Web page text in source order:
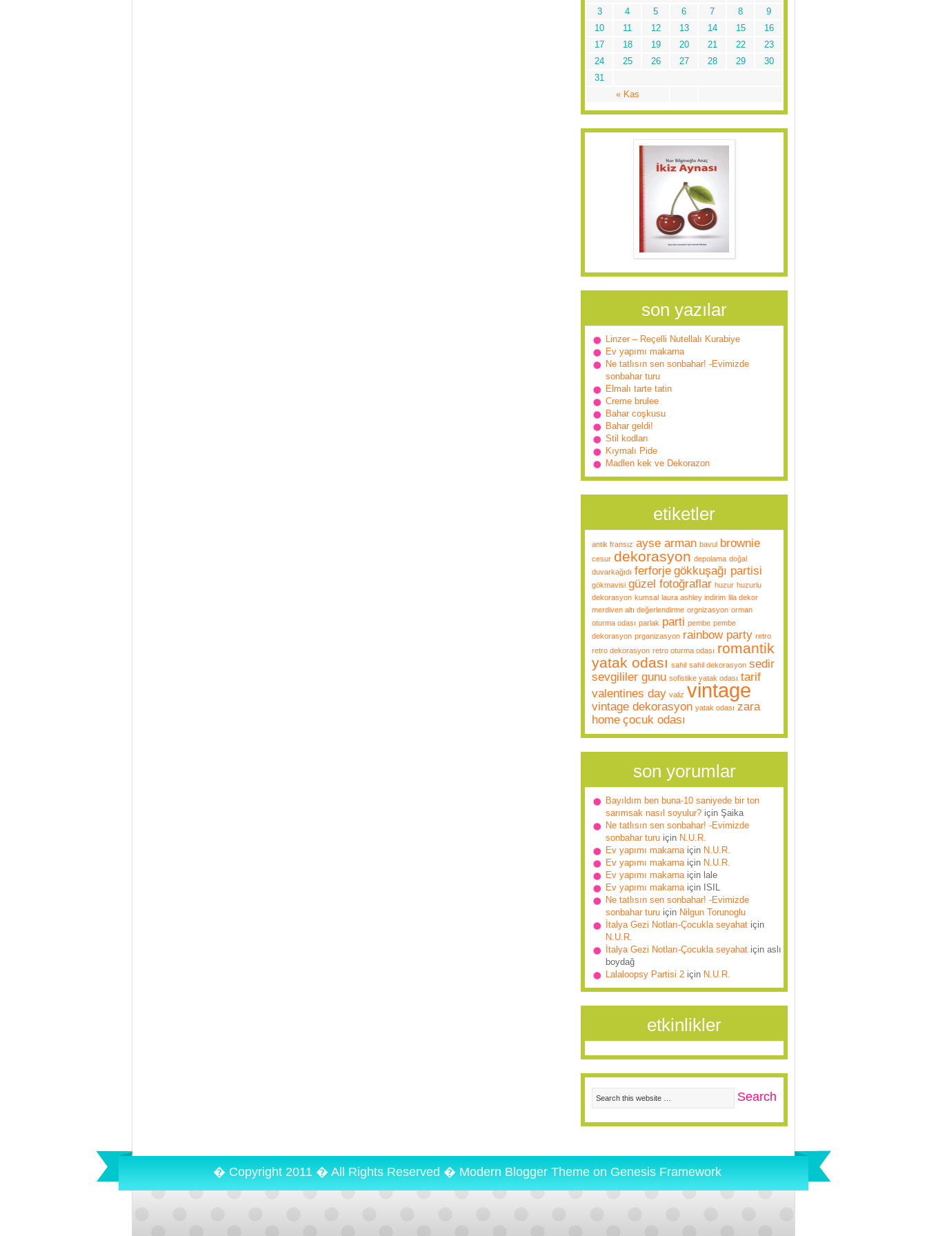
« Kas
3 4 5 6 7 8
9
10
11 12 13 14 15
16
17
18 19 20 21 22
23
24
25 26 27 28 29
30
31
son yazılar
Linzer – Reçelli Nutellalı Kurabiye
Ev yapımı makarna
Ne tatlısın sen sonbahar! -Evimizde
sonbahar turu
Elmalı tarte tatin
Creme brulee
Bahar coşkusu
Bahar geldi!
Stil kodları
Kıymalı Pide
Madlen kek ve Dekorazon
etiketler
antik fransız ayse arman bavul brownie
cesur dekorasyon depolama doğal
duvarkağıdı ferforje gökkuşağı partisi
gökmavisi güzel fotoğraflar huzur huzurlu
dekorasyon kumsal laura ashley indirim lila dekor
merdiven altı değerlendirme orgnizasyon orman
oturma odası parlak parti pembe pembe
dekorasyon prganizasyon rainbow party retro
retro dekorasyon retro oturma odası romantik
yatak odası sahil sahil dekorasyon sedir
sevgililer gunu sofistike yatak odası tarif
valentines day valiz vintage
vintage dekorasyon yatak odası zara
home çocuk odası
son yorumlar
Bayıldım ben buna-10 saniyede bir ton
sarımsak nasıl soyulur? için Şaika
Ne tatlısın sen sonbahar! -Evimizde
sonbahar turu için N.U.R.
Ev yapımı makarnaiçin N.U.R.
Ev yapımı makarnaiçin N.U.R.
Ev yapımı makarnaiçin lale
Ev yapımı makarnaiçin ISIL
Ne tatlısın sen sonbahar! -Evimizde
sonbahar turu için Nilgun Torunoglu
İtalya Gezi Notları-Çocukla seyahat için
N.U.R.
İtalya Gezi Notları-Çocukla seyahat için aslı
boydağ
Lalaloopsy Partisi 2 için N.U.R.
etkinlikler
� Copyright 2011 � All Rights Reserved � Modern Blogger Themeon Genesis Framework